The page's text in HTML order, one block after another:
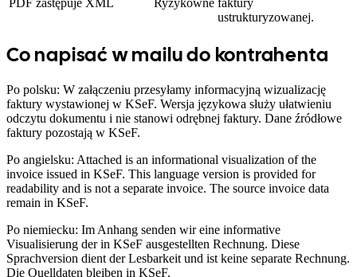
ustrukturyzowanej.
Co napisać w mailu do kontrahenta
Po polsku: W załączeniu przesyłamy informacyjną wizualizację
faktury wystawionej w KSeF. Wersja językowa służy ułatwieniu
odczytu dokumentu i nie stanowi odrębnej faktury. Dane źródłowe
faktury pozostają w KSeF.
Po angielsku: Attached is an informational visualization of the
invoice issued in KSeF. This language version is provided for
readability and is not a separate invoice. The source invoice data
remain in KSeF.
Po niemiecku: Im Anhang senden wir eine informative
Visualisierung der in KSeF ausgestellten Rechnung. Diese
Sprachversion dient der Lesbarkeit und ist keine separate Rechnung.
Die Quelldaten bleiben in KSeF.